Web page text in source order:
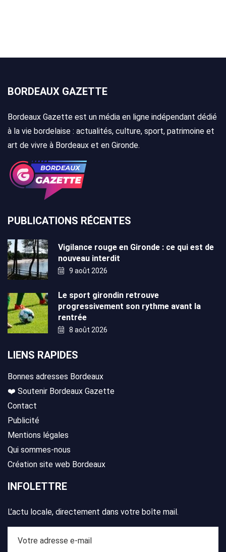
BORDEAUX GAZETTE
Bordeaux Gazette est un média en ligne indépendant dédié
à la vie bordelaise : actualités, culture, sport, patrimoine et
art de vivre à Bordeaux et en Gironde.
PUBLICATIONS RÉCENTES
Vigilance rouge en Gironde : ce qui est de
nouveau interdit
9 août 2026
Le sport girondin retrouve
progressivement son rythme avant la
rentrée
8 août 2026
LIENS RAPIDES
Bonnes adresses Bordeaux
❤️ Soutenir Bordeaux Gazette
Contact
Publicité
Mentions légales
Qui sommes-nous
Création site web Bordeaux
INFOLETTRE
L’actu locale, directement dans votre boîte mail.